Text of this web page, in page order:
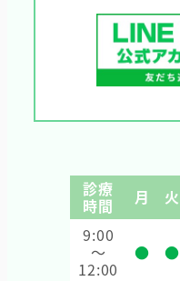
診療
時間 月 火
9:00
～
12:00
● ●